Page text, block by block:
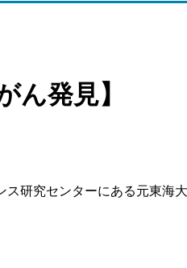
ん発見】
ス研究センターにある元東海